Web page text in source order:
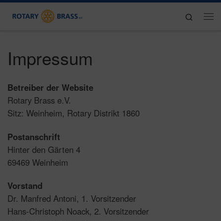
Zum Inhalt springen
Search
Impressum
Betreiber der Website
Rotary Brass e.V.
Sitz: Weinheim, Rotary Distrikt 1860
Postanschrift
Hinter den Gärten 4
69469 Weinheim
Vorstand
Dr. Manfred Antoni, 1. Vorsitzender
Hans-Christoph Noack, 2. Vorsitzender